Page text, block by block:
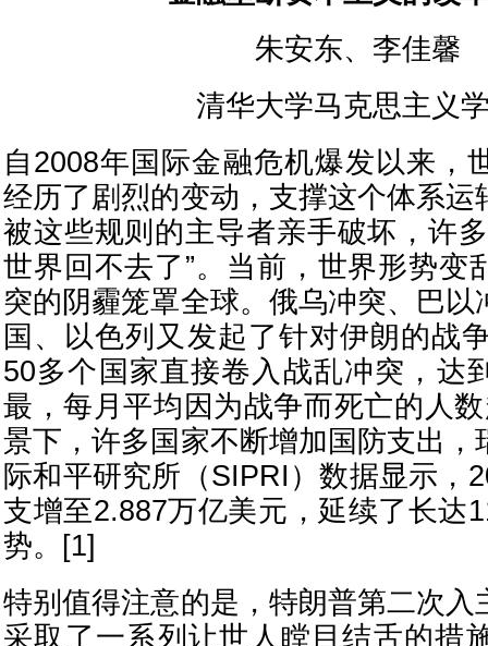
朱安东、李佳馨
清华大学马克思主义
自2008年国际金融危机爆发以来，
经历了剧烈的变动，支撑这个体系运
被这些规则的主导者亲手破坏，许
世界回不去了”。当前，世界形势变
突的阴霾笼罩全球。俄乌冲突、巴以
国、以色列又发起了针对伊朗的战
50多个国家直接卷入战乱冲突，达
最，每月平均因为战争而死亡的人
景下，许多国家不断增加国防支出，
际和平研究所（SIPRI）数据显示，
支增至2.887万亿美元，延续了长达
势。[1]
特别值得注意的是，特朗普第二次入
采取了一系列让世人瞠目结舌的措